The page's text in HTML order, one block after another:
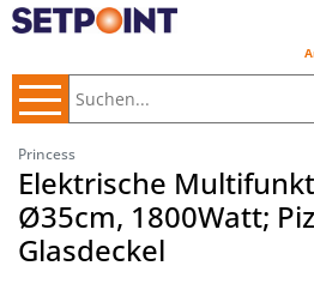
Princess
Elektrische
Ø35cm, 1800Watt;
Glasdeckel